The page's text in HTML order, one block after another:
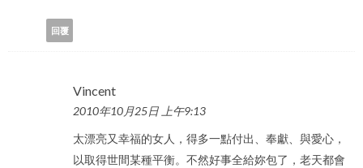
回覆
Vincent
2010年10月25日 上午9:13
太漂亮又幸福的女人，得多一點付出、奉獻、與愛心，
以取得世間某種平衡。不然好事全給妳包了，老天都會